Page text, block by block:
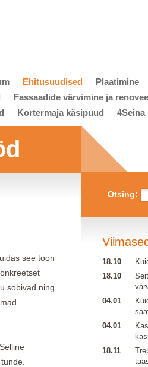
Ehitusuudised Plaatimine
Fassaadide värvimine ja
Kortermaja käsipuud
see toon
sobivad ning
Otsing:
18.10
18.10
04.01
04.01
18.11